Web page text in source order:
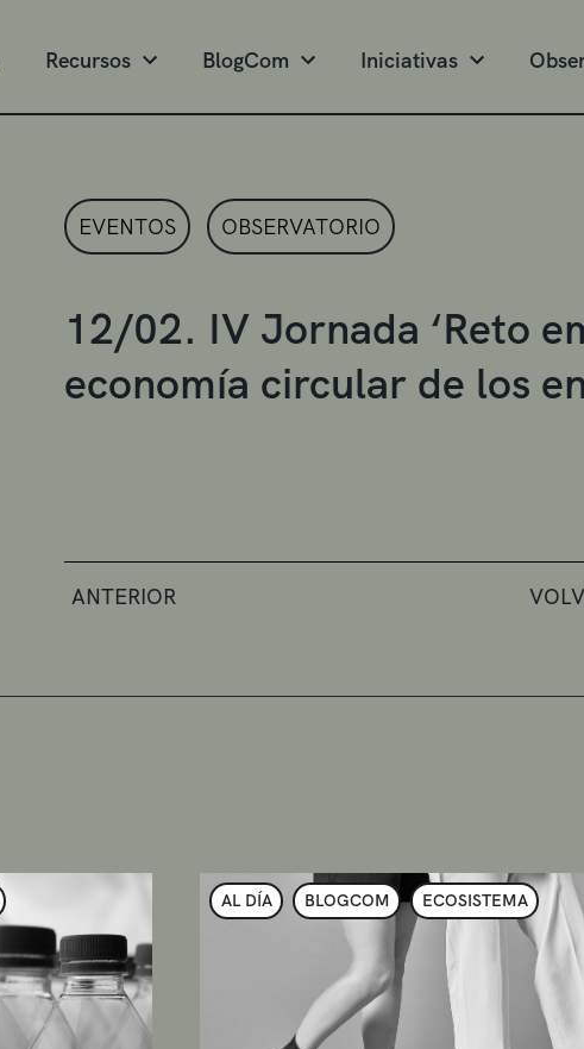
Recursos BlogCom Iniciativas
EVENTOS OBSERVATORIO
12/02. IV Jornada ‘Reto
economía circular de los
ANTERIOR
AL DÍA BLOGCOM ECOSISTEMA